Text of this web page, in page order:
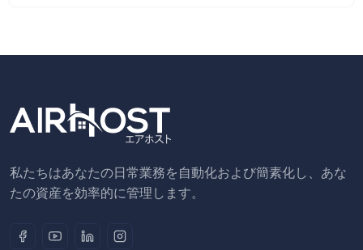
私たちはあなたの日常業務を自動化および簡素化し、あな
たの資産を効率的に管理します。